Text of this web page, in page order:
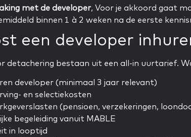
met de developer, Voor je akkoord gaat
binnen 1 à 2 weken na de eerste
een developer
detachering bestaan uit een all-in uurtarief.
developer (minimaal 3 jaar relevant)
en selectiekosten
(pensioen, verzekeringen,
begeleiding vanuit MABLE
in looptijd